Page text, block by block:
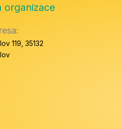
organizace
119, 35132